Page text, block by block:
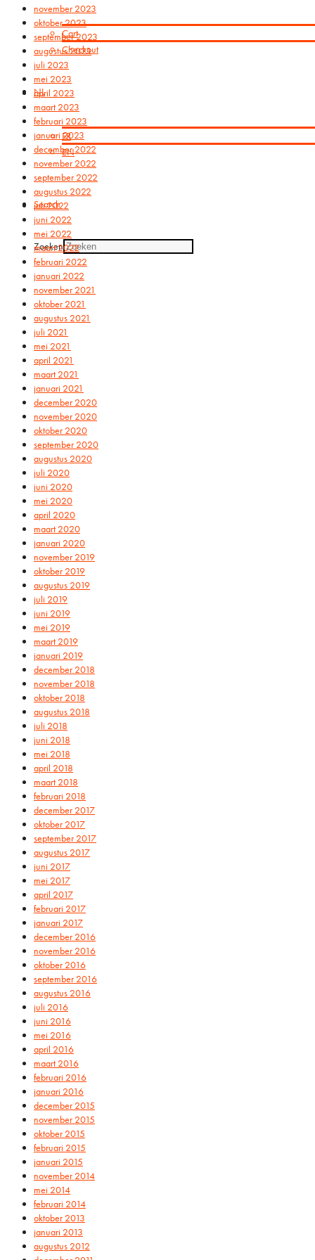
Cart
Checkout
NL
FR
EN
Search
Zoeken
november 2023
oktober 2023
september 2023
augustus 2023
juli 2023
mei 2023
april 2023
maart 2023
februari 2023
januari 2023
december 2022
november 2022
september 2022
augustus 2022
juli 2022
juni 2022
mei 2022
maart 2022
februari 2022
januari 2022
november 2021
oktober 2021
augustus 2021
juli 2021
mei 2021
april 2021
maart 2021
januari 2021
december 2020
november 2020
oktober 2020
september 2020
augustus 2020
juli 2020
juni 2020
mei 2020
april 2020
maart 2020
januari 2020
november 2019
oktober 2019
augustus 2019
juli 2019
juni 2019
mei 2019
maart 2019
januari 2019
december 2018
november 2018
oktober 2018
augustus 2018
juli 2018
juni 2018
mei 2018
april 2018
maart 2018
februari 2018
december 2017
oktober 2017
september 2017
augustus 2017
juni 2017
mei 2017
april 2017
februari 2017
januari 2017
december 2016
november 2016
oktober 2016
september 2016
augustus 2016
juli 2016
juni 2016
mei 2016
april 2016
maart 2016
februari 2016
januari 2016
december 2015
november 2015
oktober 2015
februari 2015
januari 2015
november 2014
mei 2014
februari 2014
oktober 2013
januari 2013
augustus 2012